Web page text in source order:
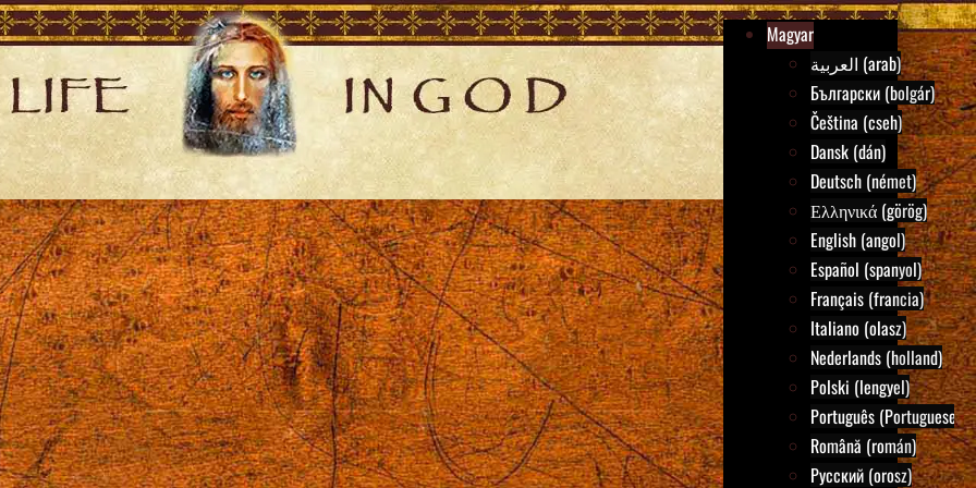
Magyar
العربية (arab)
Български (bolgár)
Čeština (cseh)
Dansk (dán)
Deutsch (német)
Ελληνικά (görög)
English (angol)
Español (spanyol)
Français (francia)
Italiano (olasz)
Nederlands (holland)
Polski (lengyel)
Português (Portuguese)
Română (román)
Русский (orosz)